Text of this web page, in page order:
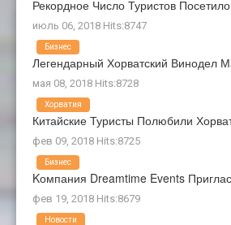
Рекордное Число Туристов
июль 06, 2018 Hits:8747
Легендарный Хорватский Винодел
мая 08, 2018 Hits:8728
Бизнес
Китайские Туристы Полюбили
фев 09, 2018 Hits:8725
Хорватия
Kомпания Dreamtime Events
фев 19, 2018 Hits:8679
Бизнес
Новости